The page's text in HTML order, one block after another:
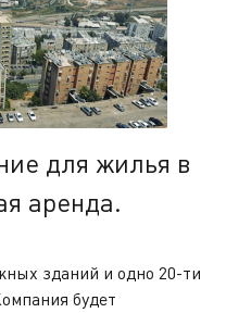
для жилья в
аренда.
зданий и одно 20-ти
будет